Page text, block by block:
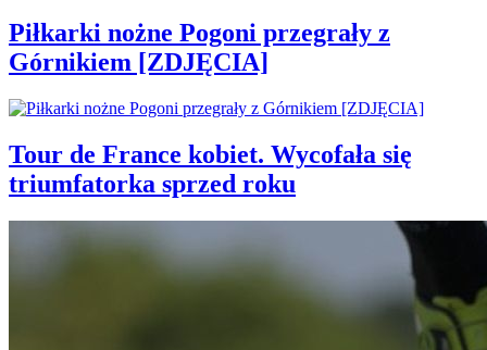
Piłkarki nożne Pogoni przegrały z
Górnikiem [ZDJĘCIA]
Tour de France kobiet. Wycofała się
triumfatorka sprzed roku